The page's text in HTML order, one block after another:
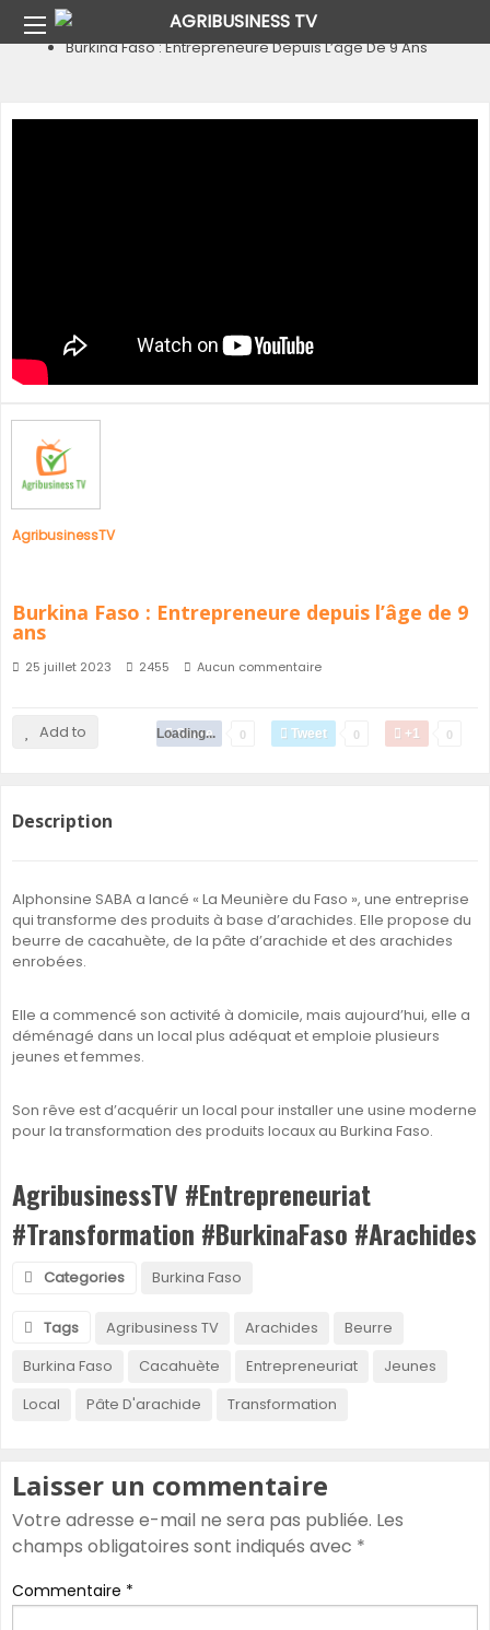
Pays
Burkina Faso
Burkina Faso : Entrepreneure Depuis L’âge De 9 Ans
AgribusinessTV
Burkina Faso : Entrepreneure depuis l’âge de 9
ans
25 juillet 2023 2455 Aucun commentaire
Add to Share 0 Tweet 0 +1 0
Loading...
Description
Alphonsine SABA a lancé « La Meunière du Faso », une entreprise
qui transforme des produits à base d’arachides. Elle propose du
beurre de cacahuète, de la pâte d’arachide et des arachides
enrobées.
Elle a commencé son activité à domicile, mais aujourd’hui, elle a
déménagé dans un local plus adéquat et emploie plusieurs
jeunes et femmes.
Son rêve est d’acquérir un local pour installer une usine moderne
pour la transformation des produits locaux au Burkina Faso.
AgribusinessTV #Entrepreneuriat
#Transformation #BurkinaFaso #Arachides
Categories Burkina Faso
Tags Agribusiness TV Arachides
Beurre
Burkina Faso
Cacahuète Entrepreneuriat
Jeunes
Local
Pâte D'arachide Transformation
Laisser un commentaire
Votre adresse e-mail ne sera pas publiée. Les
champs obligatoires sont indiqués avec *
Commentaire *